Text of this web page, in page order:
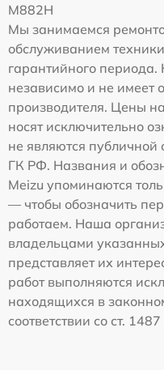
M882H
Мы занимаемся
обслуживанием
гарантийного
независимо и не имеет
производителя. Цены
носят исключительно
не являются публичной
ГК РФ. Названия и
Meizu упоминаются
— чтобы обозначить
работаем. Наша
владельцами
представляет их
работ выполняются
находящихся в
соответствии со ст.